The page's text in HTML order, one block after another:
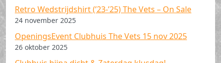
Retro Wedstrijdshirt (’23-’25) The Vets – On Sale
24 november 2025
OpeningsEvent Clubhuis The Vets 15 nov 2025
26 oktober 2025